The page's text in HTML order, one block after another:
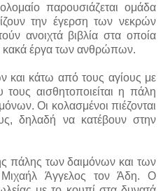
παρουσιάζεται ομάδα
την έγερση των νεκρών
ανοιχτά βιβλία στα οποία
κακά έργα των ανθρώπων.
και κάτω από τους αγίους με
αισθητοποιείται η πάλη
Οι κολασμένοι πιέζονται
δηλαδή να κατέβουν στην
πάλης των δαιμόνων και των
Άγγελος τον Άδη. Ο